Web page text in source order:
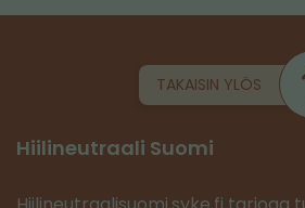
TAKAISIN YLÖS
Hiilineutraali Suomi